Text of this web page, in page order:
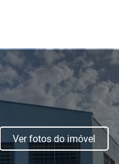
Ver fotos do imóvel